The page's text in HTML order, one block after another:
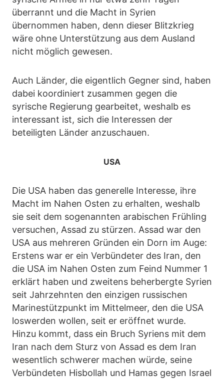
überrannt und die Macht in Syrien
übernommen haben, denn dieser Blitzkrieg
wäre ohne Unterstützung aus dem Ausland
nicht möglich gewesen.
Auch Länder, die eigentlich Gegner sind, haben
dabei koordiniert zusammen gegen die
syrische Regierung gearbeitet, weshalb es
interessant ist, sich die Interessen der
beteiligten Länder anzuschauen.
USA
Die USA haben das generelle Interesse, ihre
Macht im Nahen Osten zu erhalten, weshalb
sie seit dem sogenannten arabischen Frühling
versuchen, Assad zu stürzen. Assad war den
USA aus mehreren Gründen ein Dorn im Auge:
Erstens war er ein Verbündeter des Iran, den
die USA im Nahen Osten zum Feind Nummer 1
erklärt haben und zweitens beherbergte Syrien
seit Jahrzehnten den einzigen russischen
Marinestützpunkt im Mittelmeer, den die USA
loswerden wollen, seit er eröffnet wurde.
Hinzu kommt, dass ein Bruch Syriens mit dem
Iran nach dem Sturz von Assad es dem Iran
wesentlich schwerer machen würde, seine
Verbündeten Hisbollah und Hamas gegen Israel